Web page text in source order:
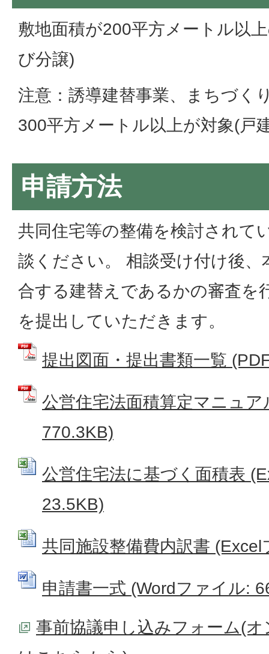
敷地面積が200平方メートル以
び分譲)
注意：誘導建替事業、まちづく
300平方メートル以上が対象(戸
申請方法
共同住宅等の整備を検討されて
談ください。 相談受け付け後、
合する建替えであるかの審査を
を提出していただきます。
提出図面・提出書類一覧
公営住宅法面積算定マニュ
770.3KB)
公営住宅法に基づく面積表
23.5KB)
共同施設整備費内訳書
申請書一式 (Wordファイル:
事前協議申し込みフォーム(